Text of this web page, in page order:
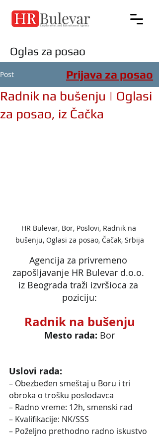
Oglas za posao
Post
Radnik na bušenju | Oglasi
za posao, iz Čačka
HR Bulevar, Bor, Poslovi, Radnik na
bušenju, Oglasi za posao, Čačak, Srbija
Agencija za privremeno
zapošljavanje HR Bulevar d.o.o.
iz Beograda traži izvršioca za
poziciju:
Radnik na bušenju
Mesto rada: Bor
Uslovi rada:
– Obezbeđen smeštaj u Boru i tri
obroka o trošku poslodavca
– Radno vreme: 12h, smenski rad
– Kvalifikacije: NK/SSS
– Poželjno prethodno radno iskustvo
Prijava za posao